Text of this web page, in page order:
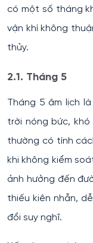
có một số tháng
vận khí không
thủy.
2.1. Tháng 5
Tháng 5 âm lịch
trời nóng bức, khó
thường có tính
khi không kiểm
ảnh hưởng đến
thiếu kiên nhẫn,
đổi suy nghĩ.